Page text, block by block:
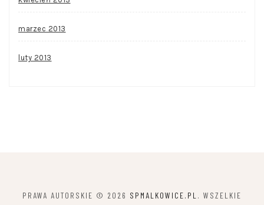
marzec 2013
luty 2013
PRAWA AUTORSKIE © 2026 SPMALKOWICE.PL . WSZELKIE